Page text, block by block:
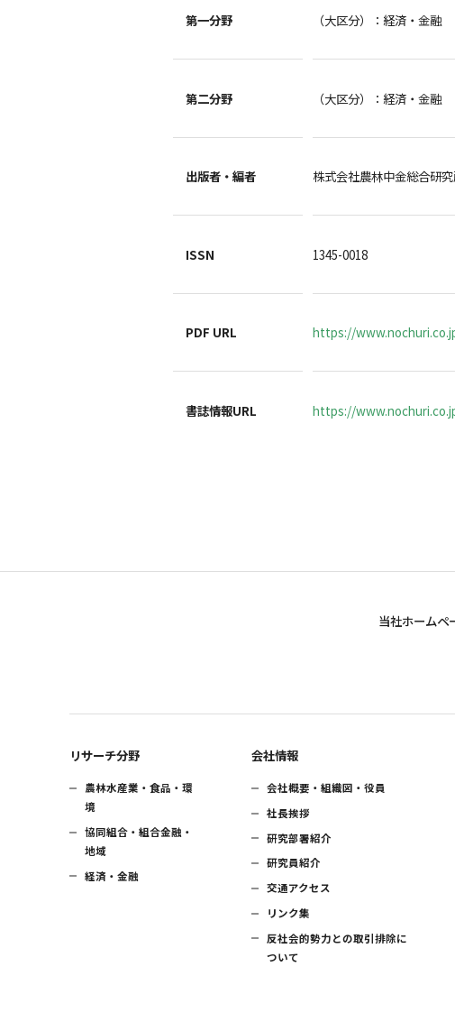
第一分野 （大区分）：経済・金
第二分野 （大区分）：経済・金
出版者・編者 株式会社農林中金総合研
ISSN 1345-0018
PDF URL https://
書誌情報URL https://
当社ホームペ
リサーチ分野
農林水産業・食品・環
境
協同組合・組合金融・
地域
経済・金融
会社情報
会社概要・組織図・役員
社長挨拶
研究部署紹介
研究員紹介
交通アクセス
リンク集
反社会的勢力との取引排除に
ついて